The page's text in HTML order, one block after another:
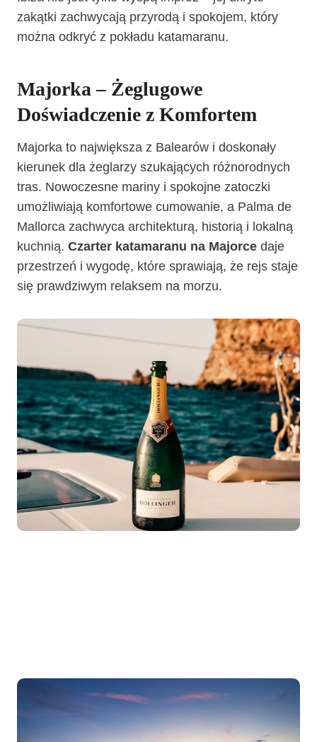
zakątki zachwycają przyrodą i spokojem, który
można odkryć z pokładu katamaranu.
Majorka – Żeglugowe
Doświadczenie z Komfortem
Majorka to największa z Balearów i doskonały
kierunek dla żeglarzy szukających różnorodnych
tras. Nowoczesne mariny i spokojne zatoczki
umożliwiają komfortowe cumowanie, a Palma de
Mallorca zachwyca architekturą, historią i lokalną
kuchnią. Czarter katamaranu na Majorce daje
przestrzeń i wygodę, które sprawiają, że rejs staje
się prawdziwym relaksem na morzu.